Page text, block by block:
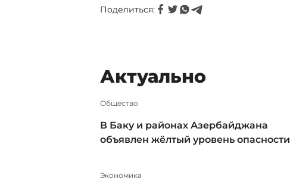
Поделиться:
Актуально
Общество
В Баку и районах Азербайджана
объявлен жёлтый уровень опасности
Экономика